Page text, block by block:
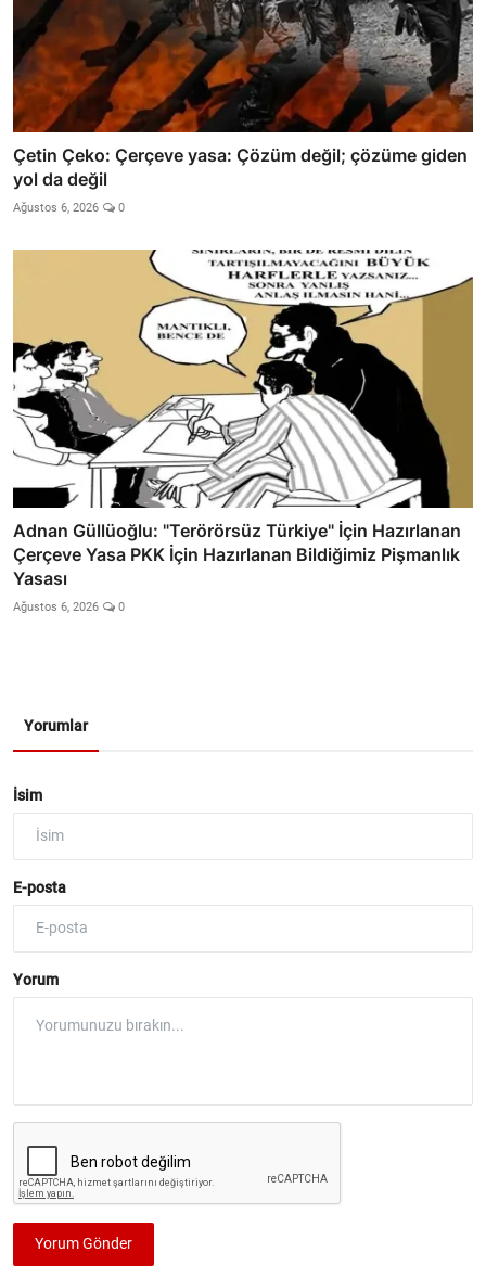
Çetin Çeko: Çerçeve yasa: Çözüm değil; çözüme giden
yol da değil
Ağustos 6, 2026 0
Adnan Güllüoğlu: "Terörörsüz Türkiye" İçin Hazırlanan
Çerçeve Yasa PKK İçin Hazırlanan Bildiğimiz Pişmanlık
Yasası
Ağustos 6, 2026 0
Yorumlar
İsim
E-posta
Yorum
Yorum Gönder